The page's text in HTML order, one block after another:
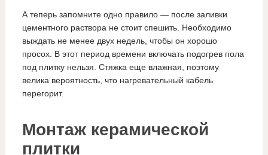
А теперь запомните одно правило — после заливки
цементного раствора не стоит спешить. Необходимо
выждать не менее двух недель, чтобы он хорошо
просох. В этот период времени включать подогрев пола
под плитку нельзя. Стяжка еще влажная, поэтому
велика вероятность, что нагревательный кабель
перегорит.
Монтаж керамической
плитки